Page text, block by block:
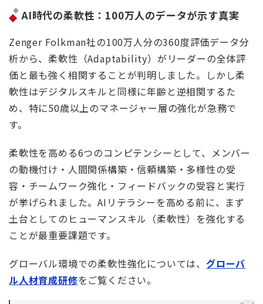
AI時代の柔軟性：100万人のデータが示す真実
Zenger Folkman社の100万人分の360度評価データ分
析から、柔軟性（Adaptability）がリーダーの全体評
価と最も強く相関することが判明しました。しかし柔
軟性はデジタルスキルと同様に年齢と逆相関するた
め、特に50歳以上のマネージャー層の強化が急務で
す。
柔軟性を高める6つのコンピテンシーとして、メンバー
の動機付け・人間関係構築・信頼構築・多様性の受
容・チームワーク強化・フィードバックの受容と実行
が挙げられました。AIリテラシーを高める前に、まず
土台としてのヒューマンスキル（柔軟性）を強化する
ことが最重要課題です。
グローバル環境での柔軟性強化については、 グローバ
ル人材育成研修をご覧ください。